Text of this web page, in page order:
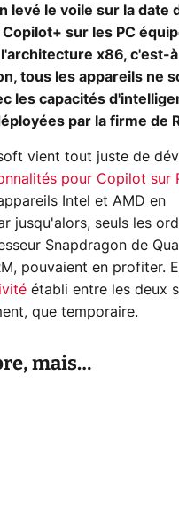
levé le voile sur la date
sur les PC
x86, c'est-
tous les appareils ne
les capacités
par la firme de
vient tout juste de
pour Copilot sur
Intel et AMD en
jusqu'alors, seuls les
Snapdragon de
pouvaient en profiter.
établi entre les deux
que temporaire.
mais…